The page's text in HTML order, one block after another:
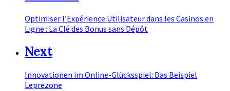
Optimiser l’Expérience Utilisateur dans les Casinos en
Ligne : La Clé des Bonus sans Dépôt
Next
Innovationen im Online-Glücksspiel: Das Beispiel
Leprezone